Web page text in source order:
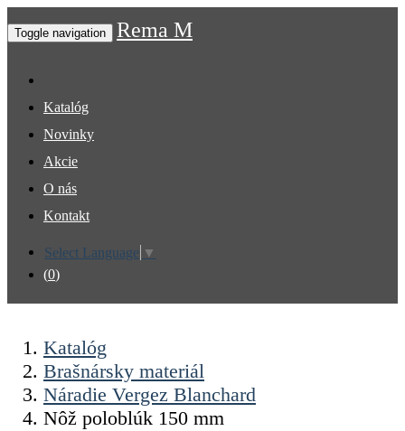
Toggle navigation Rema M
Katalóg
Novinky
Akcie
O nás
Kontakt
Select Language ▼
(0)
Katalóg
Brašnársky materiál
Náradie Vergez Blanchard
Nôž poloblúk 150 mm